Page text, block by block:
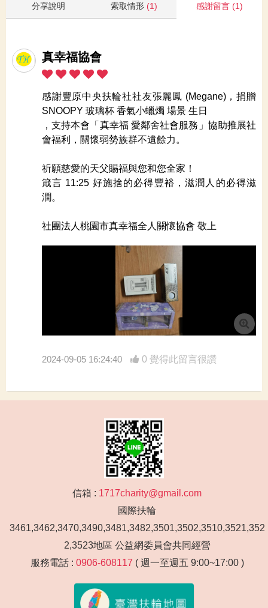
分享說明 索取情形 (1) 感謝留言 (1)
真幸福協會
感謝豐原中央扶輪社社友張麗鳳 (Megane)，捐贈
SNOOPY 玻璃杯 香氣小蠟燭 場景 生日
，支持本會「真幸福 愛鄰舍社會服務」協助推展社
會福利，關懷弱勢族群不遺餘力。
祈願慈愛的天父賜福與您和您全家！
箴言 11:25 好施捨的必得豐裕，滋潤人的必得滋
潤。
社團法人桃園市真幸福全人關懷協會 敬上
2024-09-05 16:24:40 0 覺得此留言很讚
信箱 : 1717charity@gmail.com
國際扶輪
3461,3462,3470,3490,3481,3482,3501,3502,3510,3521,352
2,3523地區 公益網委員會共同經營
服務電話 : 0906-608117 ( 週一至週五 9:00~17:00 )